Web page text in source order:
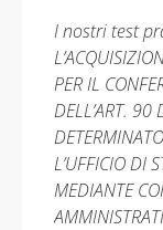
I nostri test
PER IL
DELL’ART.
L’UFFICIO DI
MEDIANTE